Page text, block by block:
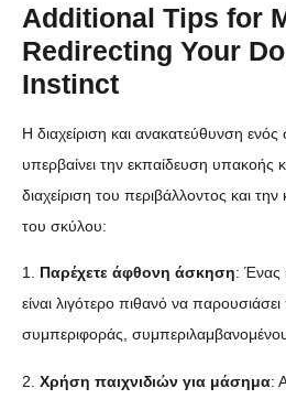
Additional Tips for
Redirecting Your
Instinct
Η διαχείριση και ανακατεύθυνση
υπερβαίνει την εκπαίδευση υπακοής
διαχείριση του περιβάλλοντος και
του σκύλου:
1. Παρέχετε άφθονη άσκηση: Ένας
είναι λιγότερο πιθανό να
συμπεριφοράς,
2. Χρήση παιχνιδιών για μάσημα: